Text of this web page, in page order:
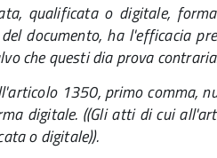
qualificata o digitale,
documento, ha l'efficacia
che questi dia prova
1350, primo comma,
digitale. ((Gli atti di cui
o digitale)).